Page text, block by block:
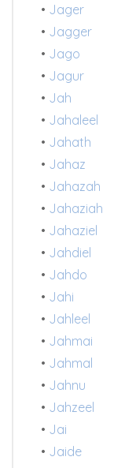
• Jager
• Jagger
• Jago
• Jagur
• Jah
• Jahaleel
• Jahath
• Jahaz
• Jahazah
• Jahaziah
• Jahaziel
• Jahdiel
• Jahdo
• Jahi
• Jahleel
• Jahmai
• Jahmal
• Jahnu
• Jahzeel
• Jai
• Jaide